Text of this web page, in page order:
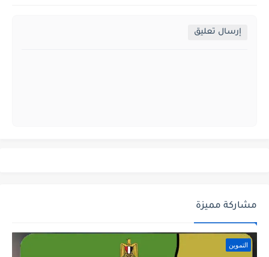
إرسال تعليق
مشاركة مميزة
التموين